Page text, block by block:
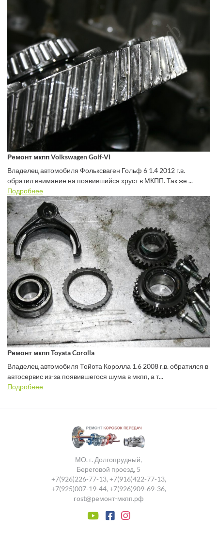
Ремонт мкпп Volkswagen Golf-VI
Владелец автомобиля Фольксваген Гольф 6 1.4 2012 г.в.
обратил внимание на появившийся хруст в МКПП. Так же ...
Подробнее
Ремонт мкпп Toyata Corolla
Владелец автомобиля Тойота Королла 1.6 2008 г.в. обратился в
автосервис из-за появившегося шума в мкпп, а т...
Подробнее
МО. г. Долгопрудный,
Береговой проезд, 5
+7(926)226-77-13, +7(916)422-77-13,
+7(925)007-19-44, +7(926)909-69-36,
rost@ремонт-мкпп.рф